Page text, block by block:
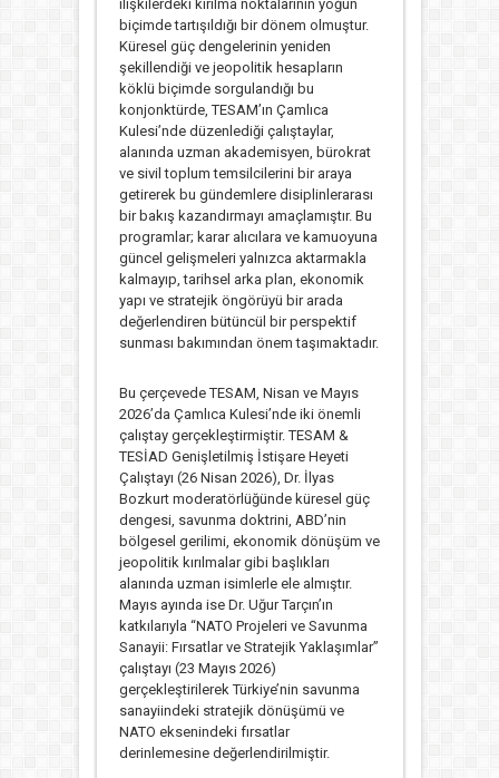
ilişkilerdeki kırılma noktalarının yoğun
biçimde tartışıldığı bir dönem olmuştur.
Küresel güç dengelerinin yeniden
şekillendiği ve jeopolitik hesapların
köklü biçimde sorgulandığı bu
konjonktürde, TESAM’ın Çamlıca
Kulesi’nde düzenlediği çalıştaylar,
alanında uzman akademisyen, bürokrat
ve sivil toplum temsilcilerini bir araya
getirerek bu gündemlere disiplinlerarası
bir bakış kazandırmayı amaçlamıştır. Bu
programlar; karar alıcılara ve kamuoyuna
güncel gelişmeleri yalnızca aktarmakla
kalmayıp, tarihsel arka plan, ekonomik
yapı ve stratejik öngörüyü bir arada
değerlendiren bütüncül bir perspektif
sunması bakımından önem taşımaktadır.
Bu çerçevede TESAM, Nisan ve Mayıs
2026’da Çamlıca Kulesi’nde iki önemli
çalıştay gerçekleştirmiştir. TESAM &
TESİAD Genişletilmiş İstişare Heyeti
Çalıştayı (26 Nisan 2026), Dr. İlyas
Bozkurt moderatörlüğünde küresel güç
dengesi, savunma doktrini, ABD’nin
bölgesel gerilimi, ekonomik dönüşüm ve
jeopolitik kırılmalar gibi başlıkları
alanında uzman isimlerle ele almıştır.
Mayıs ayında ise Dr. Uğur Tarçın’ın
katkılarıyla “NATO Projeleri ve Savunma
Sanayii: Fırsatlar ve Stratejik Yaklaşımlar”
çalıştayı (23 Mayıs 2026)
gerçekleştirilerek Türkiye’nin savunma
sanayiindeki stratejik dönüşümü ve
NATO eksenindeki fırsatlar
derinlemesine değerlendirilmiştir.